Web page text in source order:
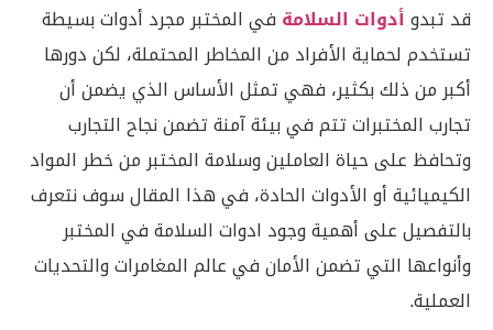
قد تبدوأدوات السلامة في المختبر مجرد أدوات بسيطة
تستخدم لحماية الأفراد من المخاطر المحتملة، لكن دورها
أكبر من ذلك بكثير، فهي تمثل الأساس الذي يضمن أن
تجارب المختبرات تتم في بيئة آمنة تضمن نجاح التجارب
وتحافظ على حياة العاملين وسلامة المختبر من خطر المواد
الكيميائية أو الأدوات الحادة، في هذا المقال سوف نتعرف
بالتفصيل على أهمية وجود ادوات السلامة في المختبر
وأنواعها التي تضمن الأمان في عالم المغامرات والتحديات
العملية.